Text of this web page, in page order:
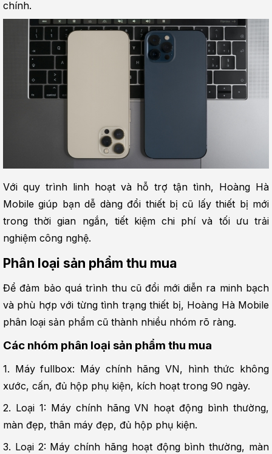
chính.
Với quy trình linh hoạt và hỗ trợ tận tình, Hoàng Hà
Mobile giúp bạn dễ dàng đổi thiết bị cũ lấy thiết bị mới
trong thời gian ngắn, tiết kiệm chi phí và tối ưu trải
nghiệm công nghệ.
Phân loại sản phẩm thu mua
Để đảm bảo quá trình thu cũ đổi mới diễn ra minh bạch
và phù hợp với từng tình trạng thiết bị, Hoàng Hà Mobile
phân loại sản phẩm cũ thành nhiều nhóm rõ ràng.
Các nhóm phân loại sản phẩm thu mua
1. Máy fullbox: Máy chính hãng VN, hình thức không
xước, cấn, đủ hộp phụ kiện, kích hoạt trong 90 ngày.
2. Loại 1: Máy chính hãng VN hoạt động bình thường,
màn đẹp, thân máy đẹp, đủ hộp phụ kiện.
3. Loại 2: Máy chính hãng hoạt động bình thường, màn